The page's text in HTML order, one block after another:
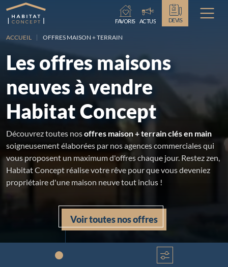
Chargement...
FAVORIS
ACTUS DEVIS
ACCUEIL OFFRES MAISON + TERRAIN
Les offres maisons
neuves à vendre
Habitat Concept
Découvrez toutes nosoffres maison + terrain clés en main
soigneusement élaborées par nos agences commerciales qui
vous proposent un maximum d'offres chaque jour. Restez zen,
Habitat Concept réalise votre rêve pour que vous deveniez
propriétaire d'une maison neuve tout inclus !
Voir toutes nos offres
Chargement...